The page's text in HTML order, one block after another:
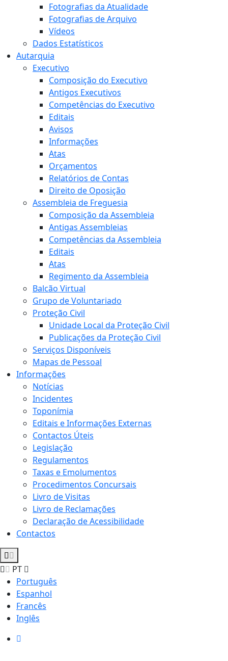
Fotografias da Atualidade
Fotografias de Arquivo
Vídeos
Dados Estatísticos
Autarquia
Executivo
Composição do Executivo
Antigos Executivos
Competências do Executivo
Editais
Avisos
Informações
Atas
Orçamentos
Relatórios de Contas
Direito de Oposição
Assembleia de Freguesia
Composição da Assembleia
Antigas Assembleias
Competências da Assembleia
Editais
Atas
Regimento da Assembleia
Balcão Virtual
Grupo de Voluntariado
Proteção Civil
Unidade Local da Proteção Civil
Publicações da Proteção Civil
Serviços Disponíveis
Mapas de Pessoal
Informações
Notícias
Incidentes
Toponímia
Editais e Informações Externas
Contactos Úteis
Legislação
Regulamentos
Taxas e Emolumentos
Procedimentos Concursais
Livro de Visitas
Livro de Reclamações
Declaração de Acessibilidade
Contactos
PT
Português
Espanhol
Francês
Inglês